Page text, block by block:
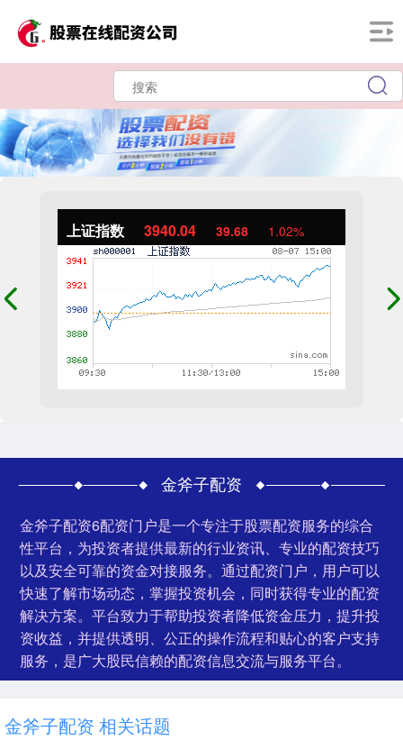
上证指数 3940.04 39.68 1.02%
金斧子配资
金斧子配资6配资门户是一个专注于股票配资服务的综合
性平台，为投资者提供最新的行业资讯、专业的配资技巧
以及安全可靠的资金对接服务。通过配资门户，用户可以
快速了解市场动态，掌握投资机会，同时获得专业的配资
解决方案。平台致力于帮助投资者降低资金压力，提升投
资收益，并提供透明、公正的操作流程和贴心的客户支持
服务，是广大股民信赖的配资信息交流与服务平台。
金斧子配资 相关话题